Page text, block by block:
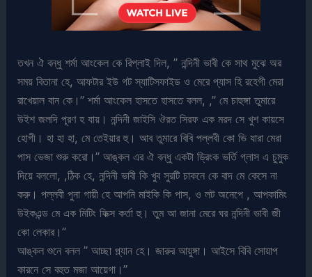
তখন ঐ বন্ধু শর্মা আংকেল কে রিপ্লাই দিল, ” নন্দিনী ভাবী কে সাথ মুঝে অর
সময় বিতানা হে, আফটার ইউ গট স্যাটিসফাইড ও মেরে প্যাস হি রহেগী মেরা
রাখেয়াল বান কে।” শর্মা আংকেল হাসতে হাসতে বলল, ,” মে চাহুঙ্গা তুমারে
উইশ জলদি পূরণ হ যায়। নন্দিনী জাইসি ঔরত সিরফ এক মরদ সে খুশ কায়সে
হোগী। হা হা হা, মে তেইয়ার হু। আব তুমারে বিবি পল্লবী কো ভি যারা মেরা
পাস ভেজা শুরু করো।” আঙ্কল এর ঐ বন্ধু একটা ড্রিংক ভর্তি গ্লাস এ চুমুক
দিয়ে বললো, ,ঠিক হে, নন্দিনী ভাবী কি খুব সুরটি চাকনে কে বাদ মে কেসে না
করু। পল্লবী পুনা গায়ী হে আপনি মাইকি কি পাস, ও লট অনেপে , আপকামিং
উইকএন্ড মে এক মিটিং ফিক্স কর্তা হু। তুম আ জানা মেরে ঘর নন্দিনী ভাবী জী
কো লেকার।”
আঙ্কল শুনে বলল ” আচ্ছা প্ল্যান হে। জারুর আয়ুঙ্গা। আইসে বিবি সোয়াপ
কারনে সে বহুত মজা আয়েগা।”